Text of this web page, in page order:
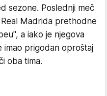
sezone. Poslednji meč
Madrida prethodne
a iako je njegova
imao prigodan oproštaj
oba tima.